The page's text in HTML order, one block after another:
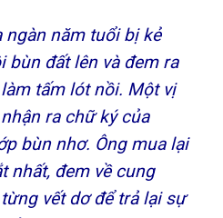
năm tuổi bị kẻ
bùn đất lên và đem ra
tấm lót nồi. Một vị
ra chữ ký của
bùn nhơ. Ông mua lại
nhất, đem về cung
vết dơ để trả lại sự